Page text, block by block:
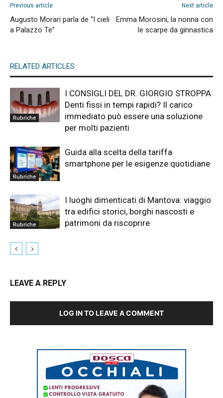
Previous article
Augusto Morari parla de “I cieli
a Palazzo Te”
Next article
Emma Morosini, la nonna con
le scarpe da ginnastica
RELATED ARTICLES
Rubriche
I CONSIGLI DEL DR. GIORGIO STROPPA
Denti fissi in tempi rapidi? Il carico
immediato può essere una soluzione
per molti pazienti
Rubriche
Guida alla scelta della tariffa
smartphone per le esigenze quotidiane
Rubriche
I luoghi dimenticati di Mantova: viaggio
tra edifici storici, borghi nascosti e
patrimoni da riscoprire
LEAVE A REPLY
LOG IN TO LEAVE A COMMENT